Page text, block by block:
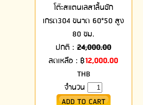
โต๊ะสแตนเลส1ลิ้นชัก
เกรด304 ขนาด 60*50 สูง
80 ซม.
ปกติ :24,000.00
ลดเหลือ : ฿12,000.00
THB
จำนวน